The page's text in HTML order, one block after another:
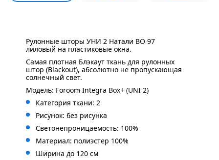
Рулонные шторы УНИ 2 Натали BO 97
лиловый на пластиковые окна.
Самая плотная Блэкаут ткань для рулонных
штор (Blackout), абсолютно не пропускающая
солнечный свет.
Модель: Foroom Integra Box+ (UNI 2)
Категория ткани: 2
Рисунок: без рисунка
Светонепроницаемость: 100%
Материал: полиэстер 100%
Ширина до 120 см